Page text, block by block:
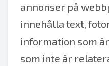
annonser på
innehålla text,
information som
som inte är